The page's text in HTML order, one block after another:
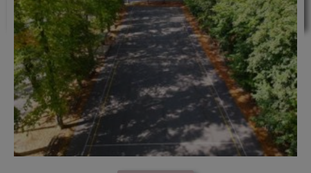
paume